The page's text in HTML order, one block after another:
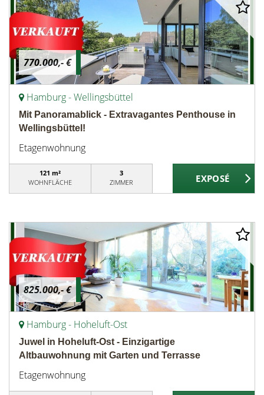
770.000,- €
Hamburg - Wellingsbüttel
Mit Panoramablick - Extravagantes Penthouse in
Wellingsbüttel!
Etagenwohnung
121 m²
WOHNFLÄCHE
3
ZIMMER
825.000,- €
Hamburg - Hoheluft-Ost
Juwel in Hoheluft-Ost - Einzigartige
Altbauwohnung mit Garten und Terrasse
Etagenwohnung